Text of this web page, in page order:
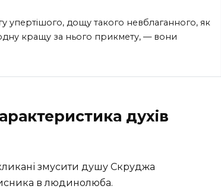
упертішого, дощу такого невблаганного, як
одну кращу за нього прикмету, — вони
духів
змусити душу Скруджа
в людинолюба.